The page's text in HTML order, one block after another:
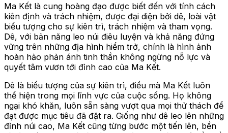
Ma Kết là cung hoàng đạo được biết đến với tính cách
kiên định và trách nhiệm, được đại diện bởi dê, loài vật
biểu tượng cho sự kiên trì, trách nhiệm và tham vọng.
Dê, với bản năng leo núi điêu luyện và khả năng đứng
vững trên những địa hình hiểm trở, chính là hình ảnh
hoàn hảo phản ánh tinh thần không ngừng nỗ lực và
quyết tâm vươn tới đỉnh cao của Ma Kết.
Dê là biểu tượng của sự kiên trì, điều mà Ma Kết luôn
thể hiện trong mọi lĩnh vực của cuộc sống. Họ không
ngại khó khăn, luôn sẵn sàng vượt qua mọi thử thách để
đạt được mục tiêu đã đặt ra. Giống như dê leo lên những
đỉnh núi cao, Ma Kết cũng từng bước một tiến lên, bền